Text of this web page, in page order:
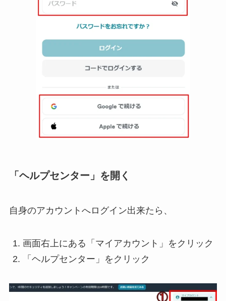
「ヘルプセンター」を開く
自身のアカウントへログイン出来たら、
画面右上にある「マイアカウント」をクリック
「ヘルプセンター」をクリック